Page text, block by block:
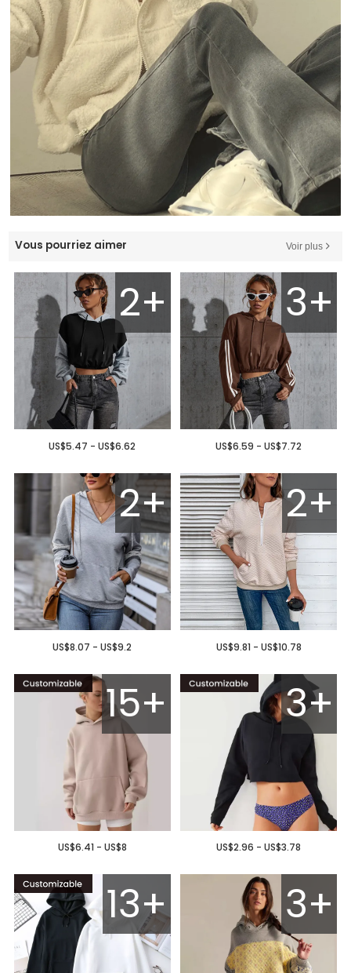
Vous pourriez aimer Voir plus
2+
US$5.47 - US$6.62
3+
US$6.59 - US$7.72
2+
US$8.07 - US$9.2
2+
US$9.81 - US$10.78
15+
US$6.41 - US$8
3+
US$2.96 - US$3.78
13+ 3+